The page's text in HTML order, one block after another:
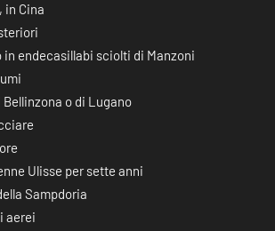
in Cina
in endecasillabi sciolti di Manzoni
Bellinzona o di Lugano
Ulisse per sette anni
Sampdoria
aerei